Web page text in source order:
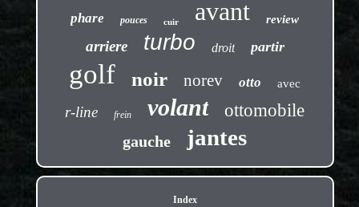
phare pouces cuir avant review
arriere turbo droit partir
golf noir norev otto avec
r-line frein volant ottomobile
gauche jantes
Index